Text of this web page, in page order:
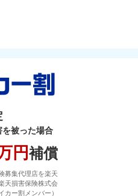
を被った場合
円補償
募集代理店を楽天
天損害保険株式会
ー割メンバー）